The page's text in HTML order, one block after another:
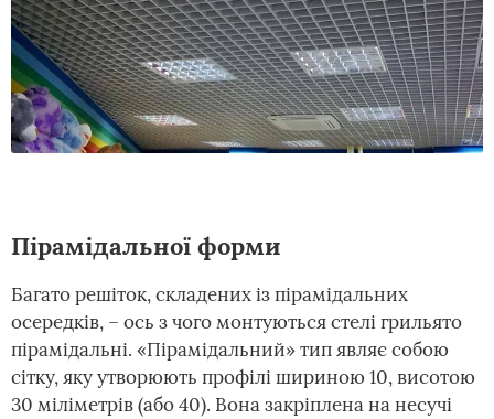
Пірамідальної форми
Багато решіток, складених із пірамідальних
осередків, – ось з чого монтуються стелі грильято
пірамідальні. «Пірамідальний» тип являє собою
сітку, яку утворюють профілі шириною 10, висотою
30 міліметрів (або 40). Вона закріплена на несучі